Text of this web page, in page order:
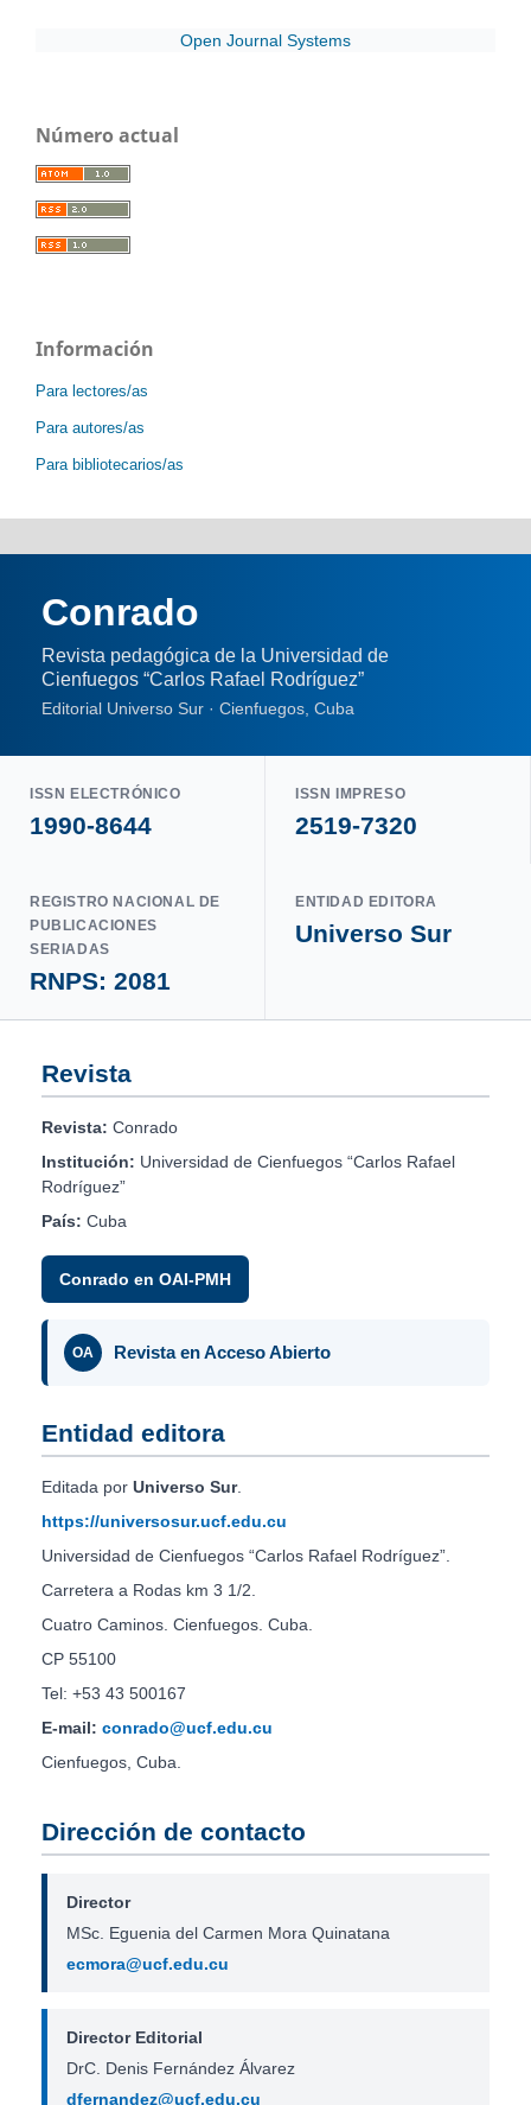
Open Journal Systems
Número actual
Información
Para lectores/as
Para autores/as
Para bibliotecarios/as
Conrado
Revista pedagógica de la Universidad de
Cienfuegos “Carlos Rafael Rodríguez”
Editorial Universo Sur · Cienfuegos, Cuba
ISSN ELECTRÓNICO
1990-8644
ISSN IMPRESO
2519-7320
REGISTRO NACIONAL DE
PUBLICACIONES
SERIADAS
RNPS: 2081
ENTIDAD EDITORA
Universo Sur
Revista
Revista: Conrado
Institución: Universidad de Cienfuegos “Carlos Rafael
Rodríguez”
País: Cuba
Conrado en OAI-PMH
OA Revista en Acceso Abierto
Entidad editora
Editada por Universo Sur.
https://universosur.ucf.edu.cu
Universidad de Cienfuegos “Carlos Rafael Rodríguez”.
Carretera a Rodas km 3 1/2.
Cuatro Caminos. Cienfuegos. Cuba.
CP 55100
Tel: +53 43 500167
E-mail: conrado@ucf.edu.cu
Cienfuegos, Cuba.
Dirección de contacto
Director
MSc. Eguenia del Carmen Mora Quinatana
ecmora@ucf.edu.cu
Director Editorial
DrC. Denis Fernández Álvarez
dfernandez@ucf.edu.cu